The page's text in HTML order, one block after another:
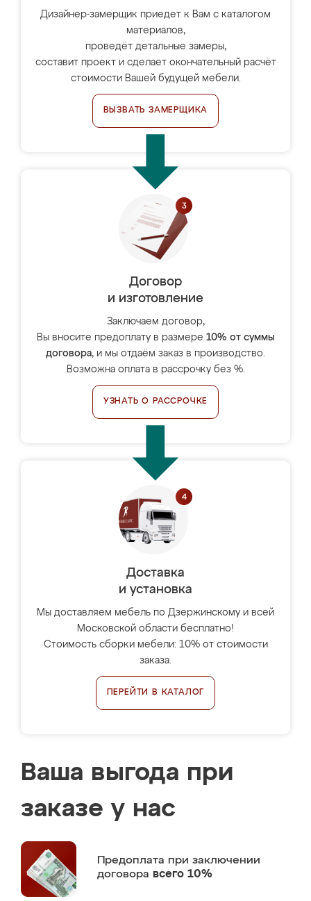
Дизайнер-замерщик приедет к Вам с каталогом
материалов,
проведёт детальные замеры,
составит проект и сделает окончательный расчёт
стоимости Вашей будущей мебели.
ВЫЗВАТЬ ЗАМЕРЩИКА
Договор
и изготовление
Заключаем договор,
Вы вносите предоплату в размере 10% от суммы
договора, и мы отдаём заказ в производство.
Возможна оплата в рассрочку без %.
УЗНАТЬ О РАССРОЧКЕ
Доставка
и установка
Мы доставляем мебель по Дзержинскому и всей
Московской области бесплатно!
Стоимость сборки мебели: 10% от стоимости
заказа.
ПЕРЕЙТИ В КАТАЛОГ
Ваша выгода при
заказе у нас
Предоплата при заключении
договора всего 10%